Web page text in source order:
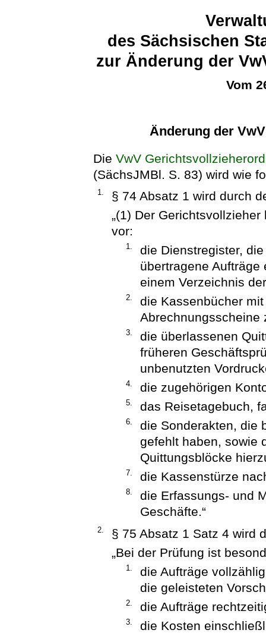
des Sächsischen
zur Änderung der
Vom
Änderung der
DieVwV
(SächsJMBl. S. 83) wird wie
1.
§ 74 Absatz 1 wird durch
„(1) Der
vor:
1.
die Dienstregister,
übertragene
einem Verzeichnis
2.
die Kassenbücher
Abrechnungsscheine
3.
die überlassenen
früheren
unbenutzten
4. die zugehörigen
5. das Reisetagebuch,
6.
die Sonderakten, die
gefehlt haben, sowie
Quittungsblöcke
7. die Kassenstürze
8.
die Erfassungs- und
Geschäfte.“
2.
§ 75 Absatz 1 Satz 4 wird
„Bei der Prüfung ist
1.
die Aufträge
die geleisteten
2. die Aufträge
3.
die Kosten